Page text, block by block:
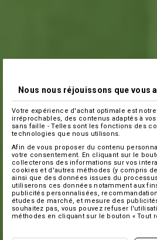
Nous nous réjouissons que vous
Votre expérience d'achat optimale est
irréprochables, des contenus adaptés à
sans faille - Telles sont les fonctions des
technologies que nous utilisons.
Afin de vous proposer du contenu
votre consentement. En cliquant sur le
collecterons des informations sur vos
cookies et d'autres méthodes (y compris
ainsi que des données issues du
utiliserons ces données notamment aux
publicités personnalisées,
études de marché, et mesure des
souhaitez pas, vous pouvez refuser
méthodes en cliquant sur le bouton « Tout